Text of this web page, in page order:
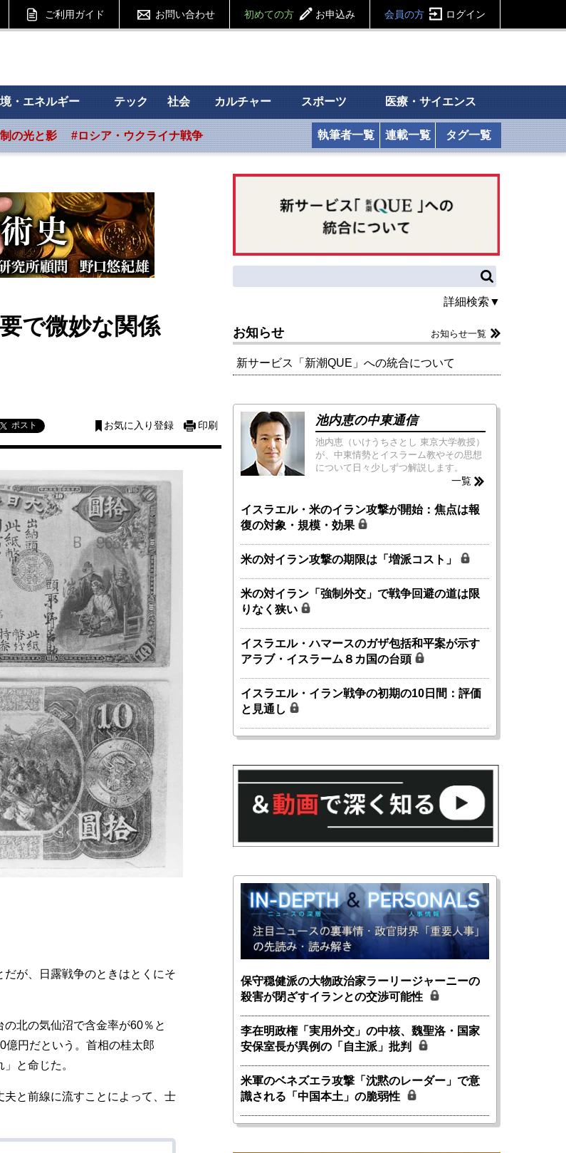
ご利用ガイド お問い合わせ 初めての方 お申込み 会員の方 ログイン
・エネルギー テック 社会 カルチャー スポーツ 医療・サイエンス
の光と影 #ロシア・ウクライナ戦争 執筆者一覧 連載一覧 タグ一覧
で微妙な関係
ポスト お気に入り登録 印刷
が、日露戦争のときはとくにそ
北の気仙沼で含金率が60％と
億円だという。首相の桂太郎
と命じた。
と前線に流すことによって、士
詳細検索▼
お知らせ お知らせ一覧
新サービス「新潮QUE」への統合について
池内恵の中東通信
池内恵（いけうちさとし 東京大学教授）
が、中東情勢とイスラーム教やその思想
について日々少しずつ解説します。
一覧
イスラエル・米のイラン攻撃が開始：焦点は報
復の対象・規模・効果
米の対イラン攻撃の期限は「増派コスト」
米の対イラン「強制外交」で戦争回避の道は限
りなく狭い
イスラエル・ハマースのガザ包括和平案が示す
アラブ・イスラーム８カ国の台頭
イスラエル・イラン戦争の初期の10日間：評価
と見通し
保守穏健派の大物政治家ラーリージャーニーの
殺害が閉ざすイランとの交渉可能性
李在明政権「実用外交」の中核、魏聖洛・国家
安保室長が異例の「自主派」批判
米軍のベネズエラ攻撃「沈黙のレーダー」で意
識される「中国本土」の脆弱性